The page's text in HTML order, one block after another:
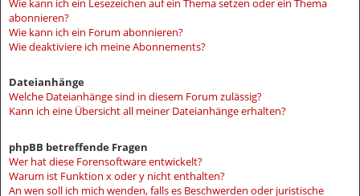
Wie kann ich ein Lesezeichen auf ein Thema setzen oder ein Thema
abonnieren?
Wie kann ich ein Forum abonnieren?
Wie deaktiviere ich meine Abonnements?
Dateianhänge
Welche Dateianhänge sind in diesem Forum zulässig?
Kann ich eine Übersicht all meiner Dateianhänge erhalten?
phpBB betreffende Fragen
Wer hat diese Forensoftware entwickelt?
Warum ist Funktion x oder y nicht enthalten?
An wen soll ich mich wenden, falls es Beschwerden oder juristische